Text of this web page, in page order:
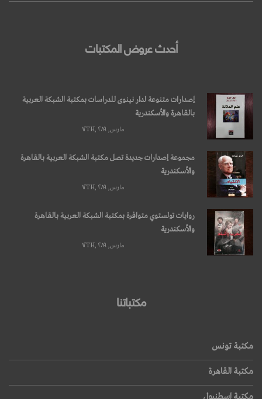
أحدث عروض المكتبات
إصدارات متنوعة لدار نينوى للدراسات بمكتبة الشبكة العربية
بالقاهرة والأسكندرية
مارس, ۱۲TH, ۲۰۱۹
مجموعة إصدارات جديدة تصل مكتبة الشبكة العربية بالقاهرة
والأسكندرية
مارس, ۱۲TH, ۲۰۱۹
روايات تولستوي متوافرة بمكتبة الشبكة العربية بالقاهرة
والأسكندرية
مارس, ۱۲TH, ۲۰۱۹
مكتباتنا
مكتبة تونس
مكتبة القاهرة